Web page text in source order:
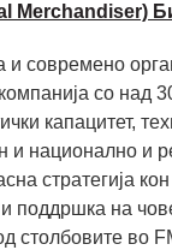
Merchandiser)
и современо
со над
капацитет,
и национално и
стратегија кон
и поддршка на
столбовите во